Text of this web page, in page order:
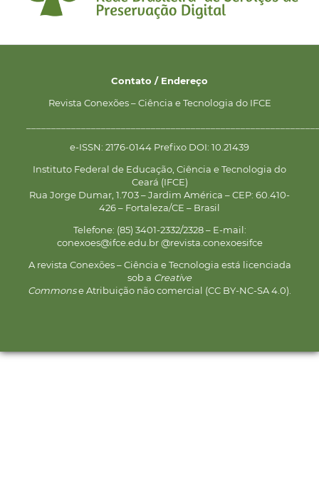
Contato / Endereço
Revista Conexões – Ciência e Tecnologia do IFCE
e-ISSN: 2176-0144 Prefixo DOI: 10.21439
Instituto Federal de Educação, Ciência e Tecnologia do
Ceará (IFCE)
Rua Jorge Dumar, 1.703 – Jardim América – CEP: 60.410-
426 – Fortaleza/CE – Brasil
Telefone: (85) 3401-2332/2328 – E-mail:
conexoes@ifce.edu.br @revista.conexoesifce
A revista Conexões – Ciência e Tecnologia está licenciada
sob a Creative
Commonse Atribuição não comercial (CC BY-NC-SA 4.0).